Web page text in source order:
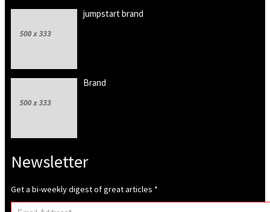
jumpstart brand
Brand
Newsletter
Get a bi-weekly digest of great articles *